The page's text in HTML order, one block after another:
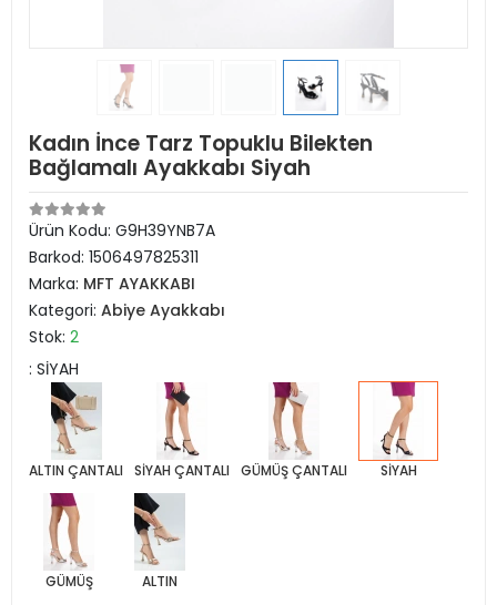
Kadın İnce Tarz Topuklu Bilekten
Bağlamalı Ayakkabı Siyah
Ürün Kodu: G9H39YNB7A
Barkod: 1506497825311
Marka: MFT AYAKKABI
Kategori: Abiye Ayakkabı
Stok: 2
: SİYAH
ALTIN ÇANTALI SİYAH ÇANTALI GÜMÜŞ ÇANTALI SİYAH
GÜMÜŞ ALTIN